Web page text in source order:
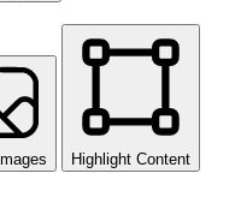
Highlight Content